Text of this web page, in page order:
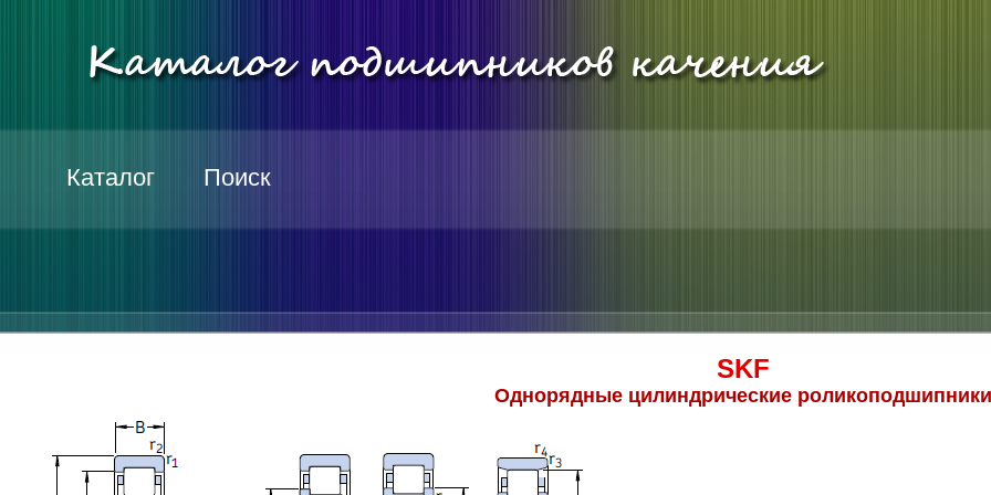
Каталог Поиск
SKF
Однорядные цилиндрические роликоподшипники